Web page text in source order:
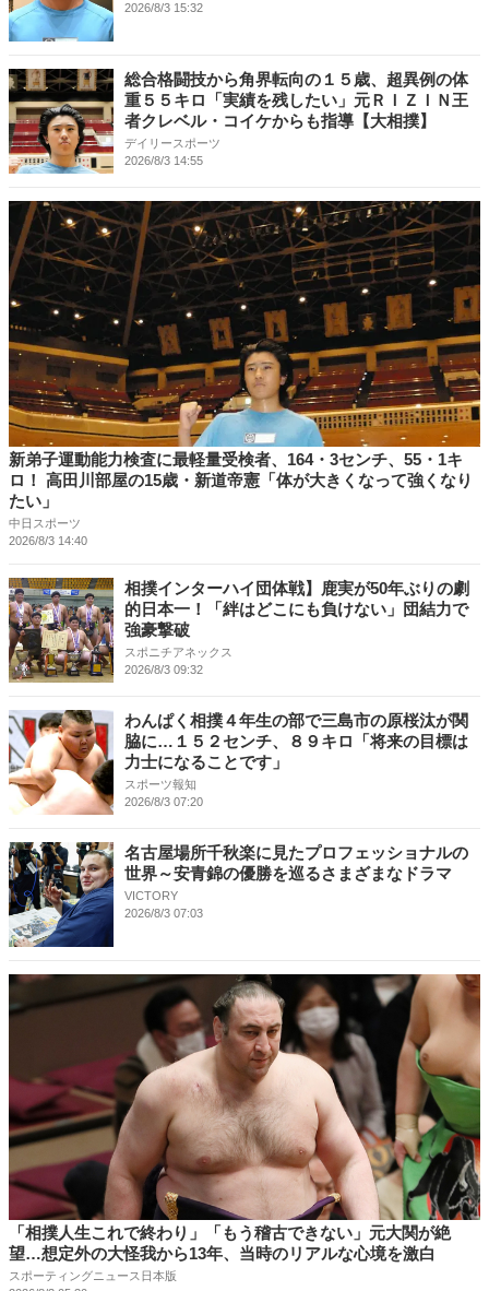
2026/8/3 15:32
総合格闘技から角界転向の１５歳、超異例の体
重５５キロ「実績を残したい」元ＲＩＺＩＮ王
者クレベル・コイケからも指導【大相撲】
デイリースポーツ
2026/8/3 14:55
新弟子運動能力検査に最軽量受検者、164・3センチ、55・1キ
ロ！ 高田川部屋の15歳・新道帝憲「体が大きくなって強くなり
たい」
中日スポーツ
2026/8/3 14:40
相撲インターハイ団体戦】鹿実が50年ぶりの劇
的日本一！「絆はどこにも負けない」団結力で
強豪撃破
スポニチアネックス
2026/8/3 09:32
わんぱく相撲４年生の部で三島市の原桜汰が関
脇に…１５２センチ、８９キロ「将来の目標は
力士になることです」
スポーツ報知
2026/8/3 07:20
名古屋場所千秋楽に見たプロフェッショナルの
世界～安青錦の優勝を巡るさまざまなドラマ
VICTORY
2026/8/3 07:03
「相撲人生これで終わり」「もう稽古できない」元大関が絶
望…想定外の大怪我から13年、当時のリアルな心境を激白
スポーティングニュース日本版